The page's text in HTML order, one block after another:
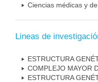
Ciencias médicas y
Lineas de
ESTRUCTURA
COMPLEJO MAYOR
ESTRUCTURA